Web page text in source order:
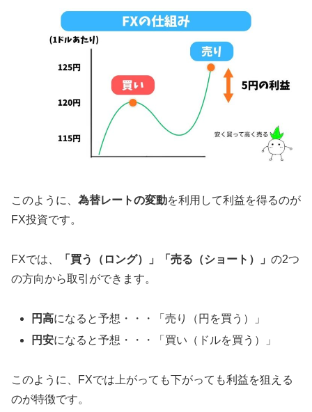
このように、 為替レートの変動を利用して利益を得るのが
FX投資です。
FXでは、 「買う（ロング）」「売る（ショート）」 の2つ
の方向から取引ができます。
円高になると予想・・・「売り（円を買う）」
円安になると予想・・・「買い（ドルを買う）」
このように、FXでは上がっても下がっても利益を狙える
のが特徴です。